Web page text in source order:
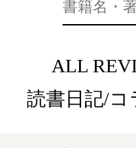
ALL
読書日記/コ